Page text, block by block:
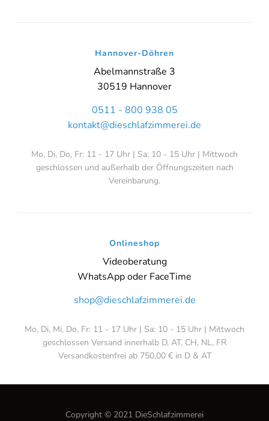
Hannover-Döhren
Abelmannstraße 3
30519 Hannover
0511 - 800 938 05
kontakt@dieschlafzimmerei.de
Mo, Di, Do, Fr: 11 - 17 Uhr | Sa: 10 - 15 Uhr | Mittwoch
geschlossen und außerhalb der Öffnungszeiten nach
Vereinbarung.
Onlineshop
Videoberatung
WhatsApp oder FaceTime
shop@dieschlafzimmerei.de
Mo, Di, Mi, Do, Fr: 11 - 17 Uhr | Sa: 10 - 15 Uhr | Mittwoch
geschlossen Versand innerhalb D, AT, CH, NL, FR
Versandkostenfrei ab 750,00 € in D & AT
Copyright © 2021 DieSchlafzimmerei